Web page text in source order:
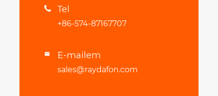
 Tel
+86-574-87167707
 E-mailem
sales@raydafon.com